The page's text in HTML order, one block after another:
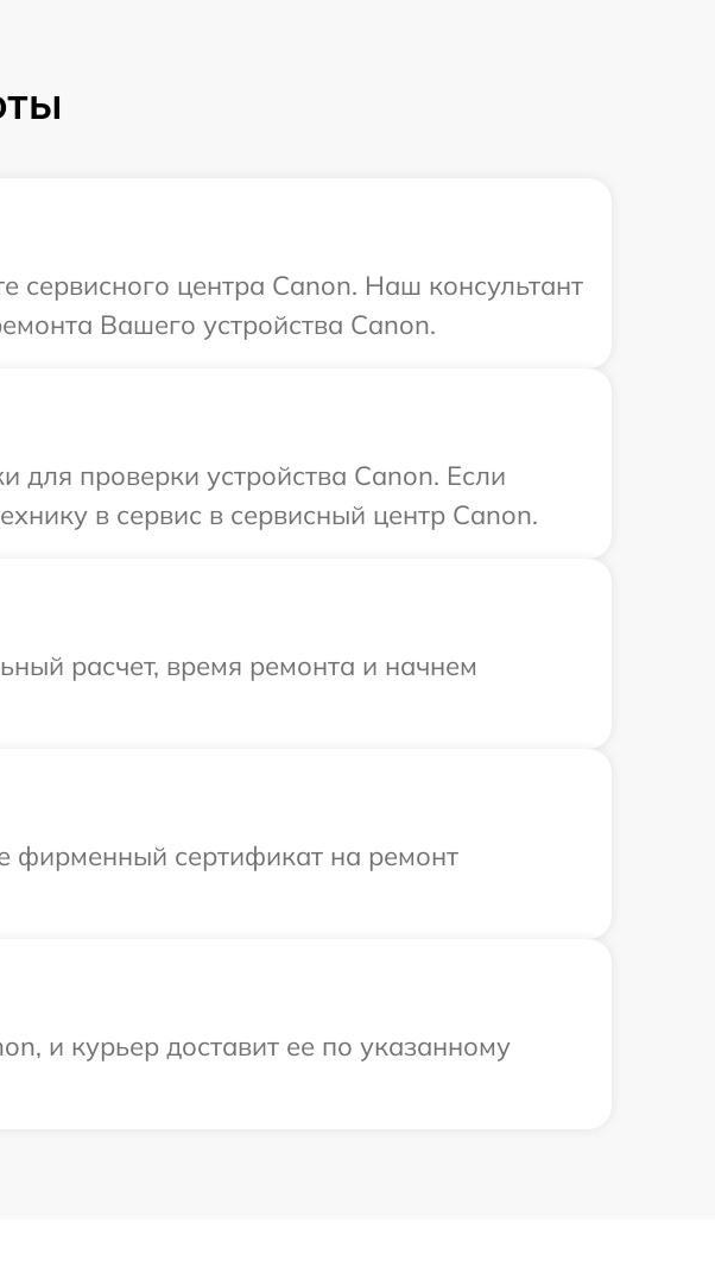
сервисного центра Canon. Наш консультант
Вашего устройства Canon.
проверки устройства Canon. Если
в сервис в сервисный центр Canon.
расчет, время ремонта и начнем
фирменный сертификат на ремонт
и курьер доставит ее по указанному